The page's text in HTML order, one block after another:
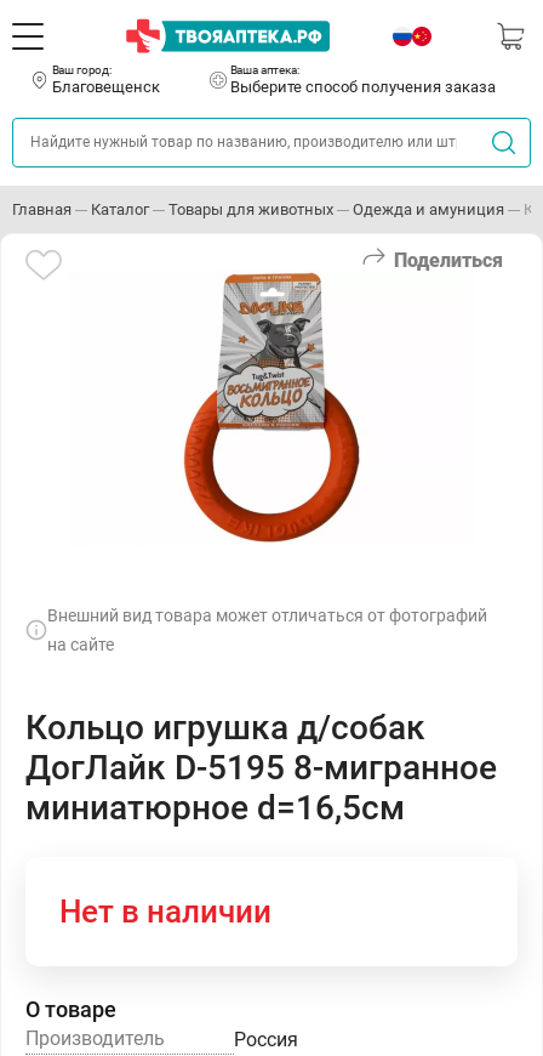
Ваш город:
Благовещенск
Ваша аптека:
Выберите способ получения заказа
Главная Каталог Товары для животных Одежда и амуниция
Поделиться
Внешний вид товара может отличаться от фотографий
на сайте
Кольцо игрушка д/собак
ДогЛайк D-5195 8-мигранное
миниатюрное d=16,5см
Нет в наличии
О товаре
Производитель
Россия